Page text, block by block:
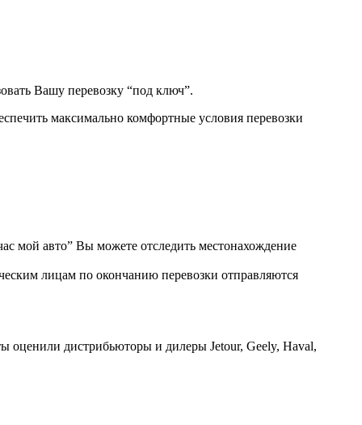
Вашу перевозку “под ключ”.
максимально комфортные условия перевозки
мой авто” Вы можете отследить местонахождение
лицам по окончанию перевозки отправляются
оценили дистрибьюторы и дилеры Jetour, Geely, Haval,